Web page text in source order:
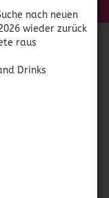
nach neuen
wieder zurück
raus
Drinks
Brands